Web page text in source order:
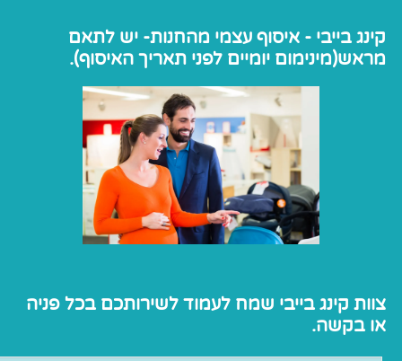
קינג בייבי - איסוף עצמי מהחנות- יש לתאם
מראש(מינימום יומיים לפני תאריך האיסוף).
צוות קינג בייבי שמח לעמוד לשירותכם בכל פניה
או בקשה.